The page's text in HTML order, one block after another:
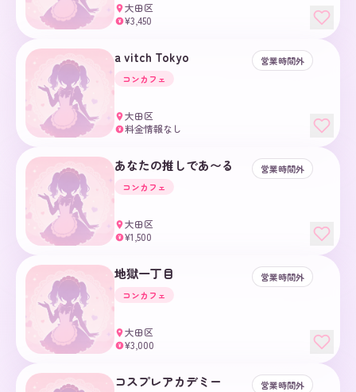
大田区
¥ ¥3,450
a vitch Tokyo
営業時間外
コンカフェ
大田区
¥ 料金情報なし
あなたの推しであ〜る
営業時間外
コンカフェ
大田区
¥ ¥1,500
地獄一丁目
営業時間外
コンカフェ
大田区
¥ ¥3,000
コスプレアカデミー
営業時間外